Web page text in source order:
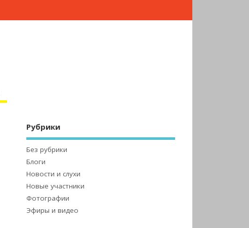
Рубрики
Без рубрики
Блоги
Новости и слухи
Новые участники
Фотографии
Эфиры и видео